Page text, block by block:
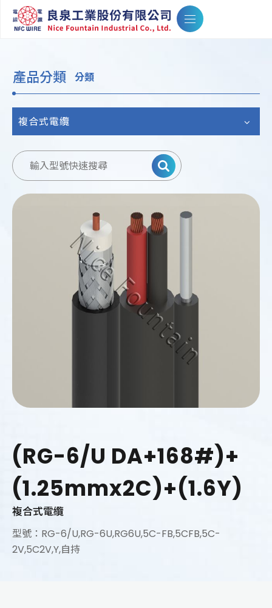
產品分類 分類
複合式電纜
(RG-6/U DA+168#)+
(1.25mmx2C)+(1.6Y)
複合式電纜
型號：RG-6/U,RG-6U,RG6U,5C-FB,5CFB,5C-
2V,5C2V,Y,自持